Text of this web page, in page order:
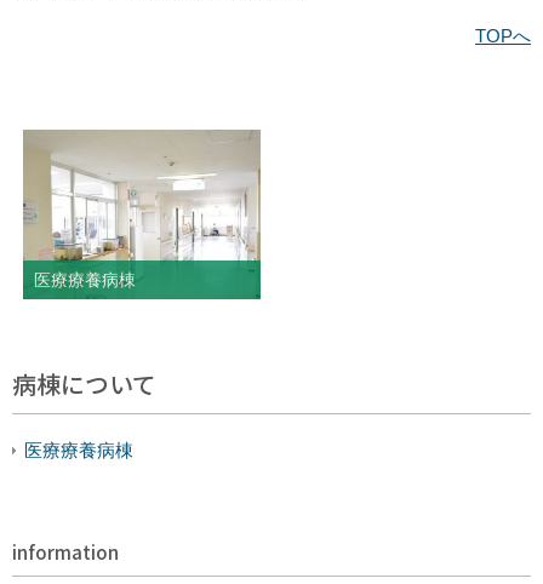
TOPへ
医療療養病棟
病棟について
医療療養病棟
information